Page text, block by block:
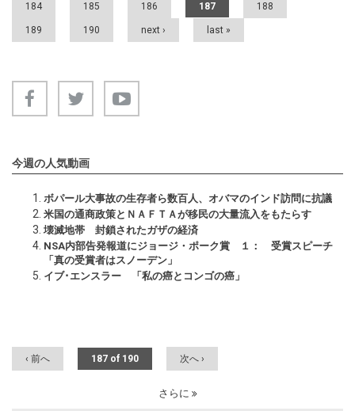
184 185 186 187 188
189 190 next › last »
今週の人気動画
ボパール大事故の生存者ら数百人、オバマのインド訪問に抗議
米国の通商政策とＮＡＦＴＡが移民の大量流入をもたらす
壊滅地帯 封鎖されたガザの経済
NSA内部告発報道にジョージ・ポーク賞 １： 受賞スピーチ
「真の受賞者はスノーデン」
イブ･エンスラー 「私の癌とコンゴの癌」
‹ 前へ 187 of 190 次へ ›
さらに